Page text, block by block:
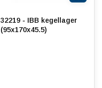
32219 - IBB kegellager
(95x170x45.5)